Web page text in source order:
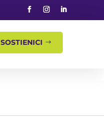
SOSTIENICI